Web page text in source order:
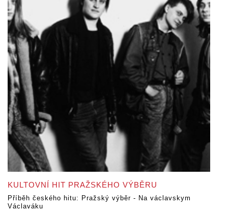
KULTOVNÍ HIT PRAŽSKÉHO VÝBĚRU
Příběh českého hitu: Pražský výběr - Na václavskym
Václaváku